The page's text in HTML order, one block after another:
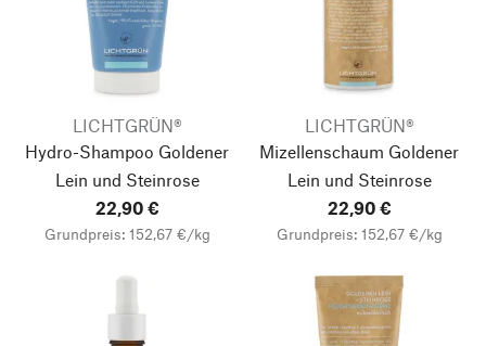
LICHTGRÜN®
Hydro-Shampoo Goldener
Lein und Steinrose
22,90 €
Grundpreis: 152,67 €/kg
LICHTGRÜN®
Mizellenschaum Goldener
Lein und Steinrose
22,90 €
Grundpreis: 152,67 €/kg